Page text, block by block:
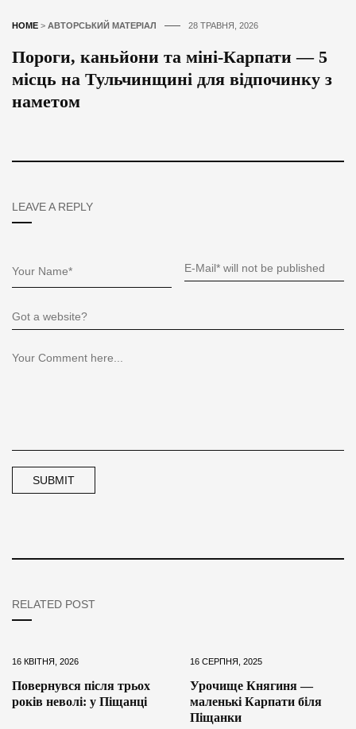
HOME > АВТОРСЬКИЙ МАТЕРІАЛ 28 ТРАВНЯ, 2026
Пороги, каньйони та міні-Карпати — 5
місць на Тульчинщині для відпочинку з
наметом
LEAVE A REPLY
RELATED POST
16 КВІТНЯ, 2026
Повернувся після трьох
років неволі: у Піщанці
16 СЕРПНЯ, 2025
Урочище Княгиня —
маленькі Карпати біля
Піщанки